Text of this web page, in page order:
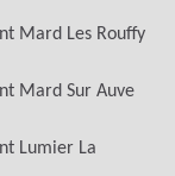
Mard Les Rouffy
Mard Sur Auve
Lumier La